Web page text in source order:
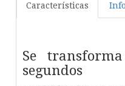
Características
Se
segundos